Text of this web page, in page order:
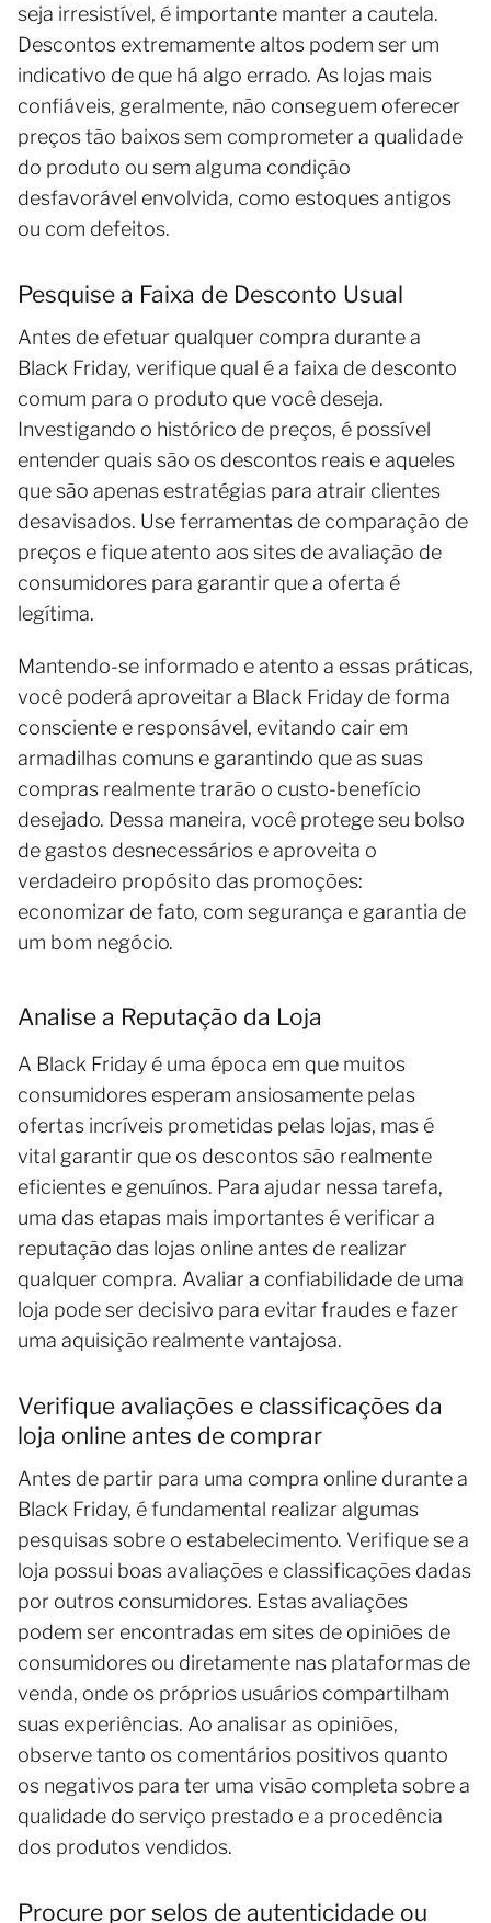
seja irresistível, é importante manter a cautela.
Descontos extremamente altos podem ser um
indicativo de que há algo errado. As lojas mais
confiáveis, geralmente, não conseguem oferecer
preços tão baixos sem comprometer a qualidade
do produto ou sem alguma condição
desfavorável envolvida, como estoques antigos
ou com defeitos.
Pesquise a Faixa de Desconto Usual
Antes de efetuar qualquer compra durante a
Black Friday, verifique qual é a faixa de desconto
comum para o produto que você deseja.
Investigando o histórico de preços, é possível
entender quais são os descontos reais e aqueles
que são apenas estratégias para atrair clientes
desavisados. Use ferramentas de comparação de
preços e fique atento aos sites de avaliação de
consumidores para garantir que a oferta é
legítima.
Mantendo-se informado e atento a essas práticas,
você poderá aproveitar a Black Friday de forma
consciente e responsável, evitando cair em
armadilhas comuns e garantindo que as suas
compras realmente trarão o custo-benefício
desejado. Dessa maneira, você protege seu bolso
de gastos desnecessários e aproveita o
verdadeiro propósito das promoções:
economizar de fato, com segurança e garantia de
um bom negócio.
Analise a Reputação da Loja
A Black Friday é uma época em que muitos
consumidores esperam ansiosamente pelas
ofertas incríveis prometidas pelas lojas, mas é
vital garantir que os descontos são realmente
eficientes e genuínos. Para ajudar nessa tarefa,
uma das etapas mais importantes é verificar a
reputação das lojas online antes de realizar
qualquer compra. Avaliar a confiabilidade de uma
loja pode ser decisivo para evitar fraudes e fazer
uma aquisição realmente vantajosa.
Verifique avaliações e classificações da
loja online antes de comprar
Antes de partir para uma compra online durante a
Black Friday, é fundamental realizar algumas
pesquisas sobre o estabelecimento. Verifique se a
loja possui boas avaliações e classificações dadas
por outros consumidores. Estas avaliações
podem ser encontradas em sites de opiniões de
consumidores ou diretamente nas plataformas de
venda, onde os próprios usuários compartilham
suas experiências. Ao analisar as opiniões,
observe tanto os comentários positivos quanto
os negativos para ter uma visão completa sobre a
qualidade do serviço prestado e a procedência
dos produtos vendidos.
Procure por selos de autenticidade ou